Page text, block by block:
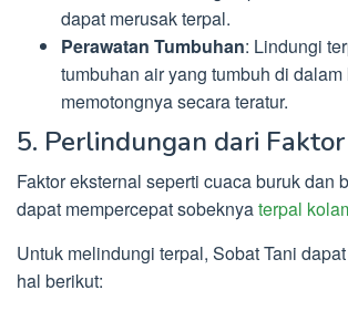
dapat merusak terpal.
Perawatan Tumbuhan: Lindungi
tumbuhan air yang tumbuh di
memotongnya secara teratur.
5. Perlindungan dari
Faktor eksternal seperti cuaca buruk dan
dapat mempercepat sobeknyaterpal
Untuk melindungi terpal, Sobat Tani
hal berikut: